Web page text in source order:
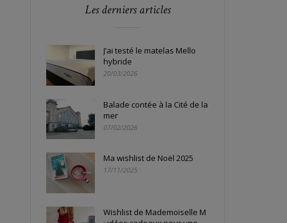
Les derniers articles
J’ai testé le matelas Mello
hybride
20/03/2026
Balade contée à la Cité de la
mer
07/02/2026
Ma wishlist de Noël 2025
17/11/2025
Wishlist de Mademoiselle M